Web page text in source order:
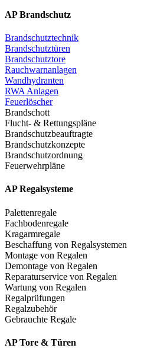
AP Brandschutz
Brandschutztechnik
Brandschutztüren
Brandschutztore
Rauchwarnanlagen
Wandhydranten
RWA Anlagen
Feuerlöscher
Brandschott
Flucht- & Rettungspläne
Brandschutzbeauftragte
Brandschutzkonzepte
Brandschutzordnung
Feuerwehrpläne
AP Regalsysteme
Palettenregale
Fachbodenregale
Kragarmregale
Beschaffung von Regalsystemen
Montage von Regalen
Demontage von Regalen
Reparaturservice von Regalen
Wartung von Regalen
Regalprüfungen
Regalzubehör
Gebrauchte Regale
AP Tore & Türen